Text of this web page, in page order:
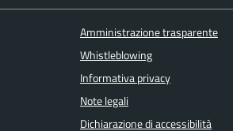
Amministrazione trasparente
Whistleblowing
Informativa privacy
Note legali
Dichiarazione di accessibilità